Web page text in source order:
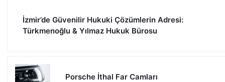
İzmir’de Güvenilir Hukuki Çözümlerin Adresi:
Türkmenoğlu & Yılmaz Hukuk Bürosu
Porsche İthal Far Camları